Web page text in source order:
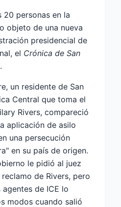
20 personas en la
objeto de una nueva
presidencial de
el Crónica de San
un residente de San
Central que toma el
Rivers, compareció
aplicación de asilo
una persecución
en su país de origen.
le pidió al juez
de Rivers, pero
de ICE lo
modos cuando salió